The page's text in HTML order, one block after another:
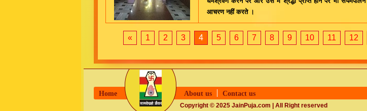
आचरण नहीं करते ।
« 1 2 3 4 5 6 7 8 9 10 11 12
Home About us Contact us
Copyright © 2025 JainPuja.com | All Right reserved